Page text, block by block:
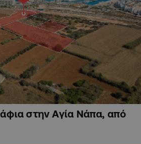
στην Αγία Νάπα, από